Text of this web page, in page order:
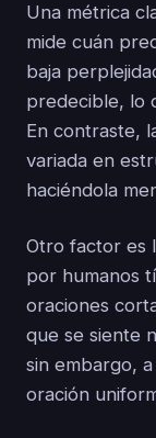
Una métrica
mide cuán
baja
predecible, lo
En contraste,
variada en
haciéndola
Otro factor es
por humanos
oraciones
que se siente
sin embargo,
oración